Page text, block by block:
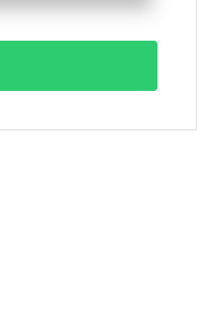
تحریریه
بابک نقاش
تحریریه